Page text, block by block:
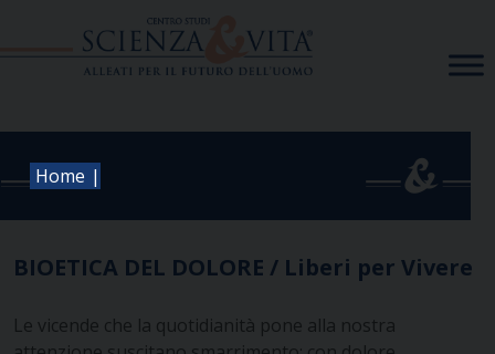
Home |
BIOETICA DEL DOLORE / Liberi per Vivere
Le vicende che la quotidianità pone alla nostra